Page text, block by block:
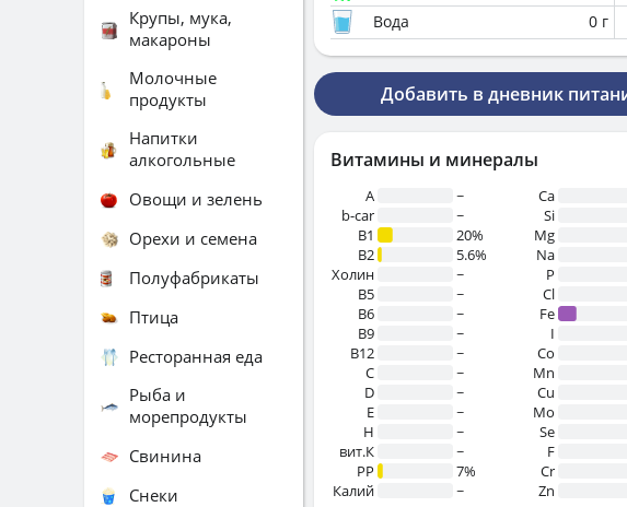
Вода
0 г
Добавить в дневник
Витамины и минералы
A
~
b-car
~
В1
20%
B2
5.6%
Холин
~
B5
~
B6
~
B9
~
B12
~
C
~
D
~
E
~
H
~
вит.К
~
PP
7%
Калий
~
Ca
Si
Mg
Na
P
Cl
Fe
I
Co
Mn
Cu
Mo
Se
F
Cr
Zn
Крупы, мука,
макароны
Молочные
продукты
Напитки
алкогольные
Овощи и зелень
Орехи и семена
Полуфабрикаты
Птица
Ресторанная еда
Рыба и
морепродукты
Свинина
Снеки